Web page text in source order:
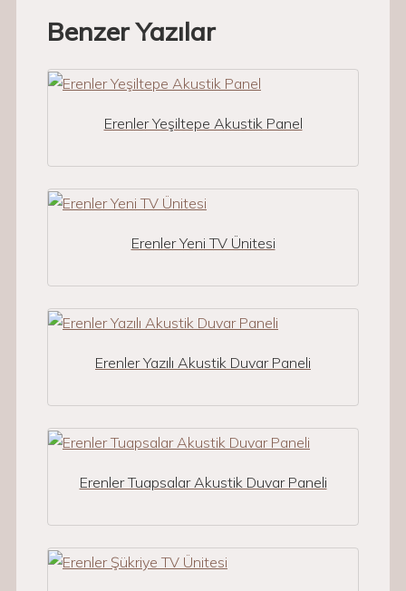
Benzer Yazılar
Erenler Yeşiltepe Akustik Panel
Erenler Yeni TV Ünitesi
Erenler Yazılı Akustik Duvar Paneli
Erenler Tuapsalar Akustik Duvar Paneli